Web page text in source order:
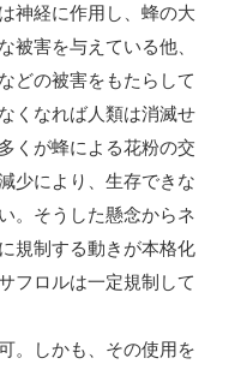
神経に作用し、蜂の大
被害を与えている他、
どの被害をもたらして
くなれば人類は消滅せ
くが蜂による花粉の交
少により、生存できな
。そうした懸念からネ
規制する動きが本格化
フロルは一定規制して
。しかも、その使用を